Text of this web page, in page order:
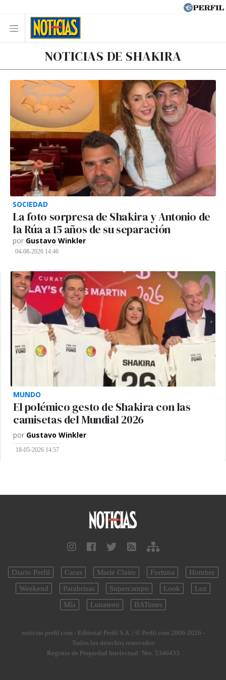
NOTICIAS DE SHAKIRA
SOCIEDAD
La foto sorpresa de Shakira y Antonio de
la Rúa a 15 años de su separación
por Gustavo Winkler
04-08-2026 14:46
MUNDO
El polémico gesto de Shakira con las
camisetas del Mundial 2026
por Gustavo Winkler
18-05-2026 14:57
Diario Perfil Caras Marie Claire Fortuna
Hombre
Weekend
Parabrisas Supercampo Look
Luz
Mía
Lunateen BATimes
noticias.perfil.com - Editorial Perfil S.A. | © Perfil.com 2006-2026 -
Todos los derechos reservados
Registro de Propiedad Intelectual: Nro. 5346433